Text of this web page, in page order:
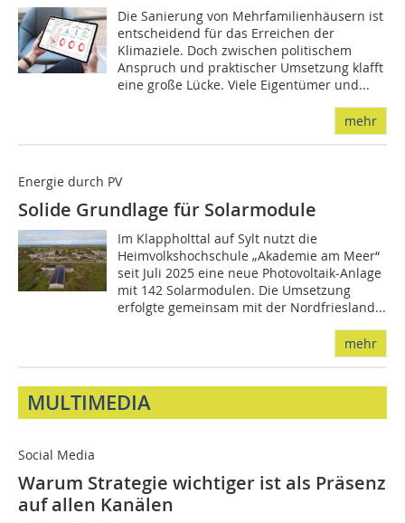
Die Sanierung von Mehrfamilienhäusern ist
entscheidend für das Erreichen der
Klimaziele. Doch zwischen politischem
Anspruch und praktischer Umsetzung klafft
eine große Lücke. Viele Eigentümer und...
mehr
Energie durch PV
Solide Grundlage für Solarmodule
Im Klappholttal auf Sylt nutzt die
Heimvolkshochschule „Akademie am Meer“
seit Juli 2025 eine neue Photovoltaik-Anlage
mit 142 Solarmodulen. Die Umsetzung
erfolgte gemeinsam mit der Nordfriesland...
mehr
MULTIMEDIA
Social Media
Warum Strategie wichtiger ist als Präsenz
auf allen Kanälen